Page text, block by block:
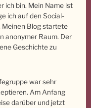
ich bin. Mein Name ist
ich auf den Social-
Meinen Blog startete
anonymer Raum. Der
Geschichte zu
war sehr
Am Anfang
darüber und jetzt